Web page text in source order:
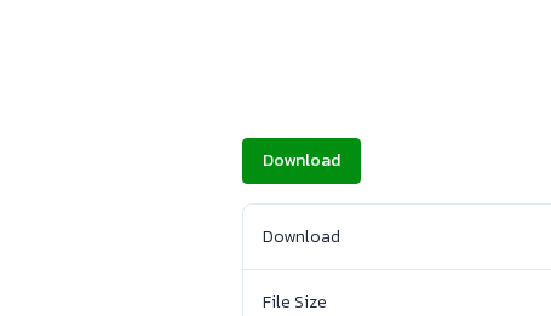
Download
Download
File Size